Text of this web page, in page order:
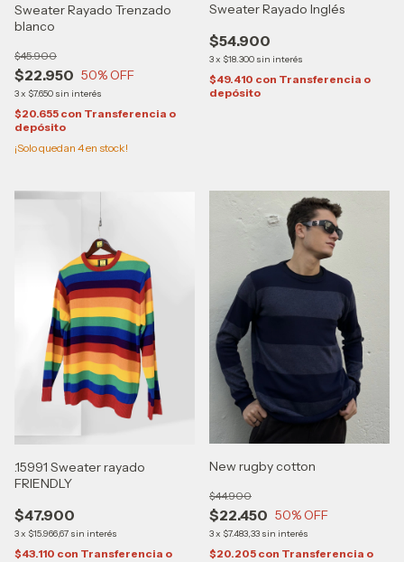
Sweater Rayado Trenzado
blanco
$22.950
$45.900
50% OFF
3x $7.650 sin interés
$20.655 con Transferencia o
depósito
¡Solo quedan 4en stock!
Sweater Rayado Inglés
$54.900
3x $18.300 sin interés
$49.410 con Transferencia o
depósito
.15991 Sweater rayado
FRIENDLY
$47.900
3x $15.966,67 sin interés
$43.110 con Transferencia o
New rugby cotton
$22.450
$44.900
50% OFF
3x $7.483,33 sin interés
$20.205 con Transferencia o